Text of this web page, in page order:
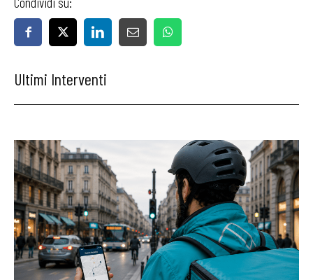
Ultimi Interventi